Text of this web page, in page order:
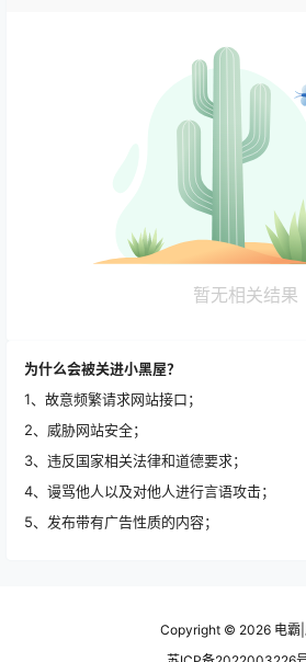
暂无相关结果
为什么会被关进小黑屋？
1、故意频繁请求网站接口；
2、威胁网站安全；
3、违反国家相关法律和道德要求；
4、谩骂他人以及对他人进行言语攻击；
5、发布带有广告性质的内容；
Copyright © 2026 电霸